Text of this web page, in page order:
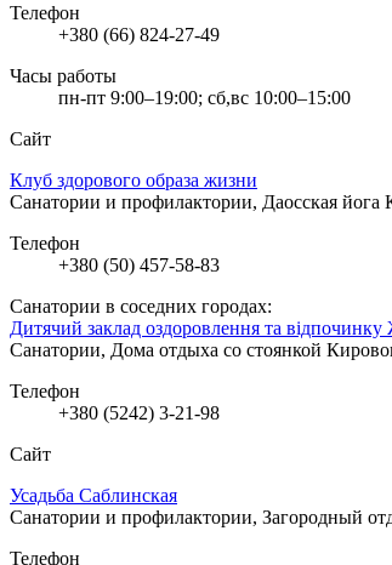
Телефон
+380 (66) 824-27-49
Часы работы
пн-пт 9:00–19:00; сб,вс 10:00–15:00
Сайт
Клуб здорового образа жизни
Санатории и профилактории, Даосская йога
Телефон
+380 (50) 457-58-83
Санатории в соседних городах:
Дитячий заклад оздоровлення та відпочинку
Санатории, Дома отдыха со стоянкой
Телефон
+380 (5242) 3-21-98
Сайт
Усадьба Саблинская
Санатории и профилактории, Загородный
Телефон